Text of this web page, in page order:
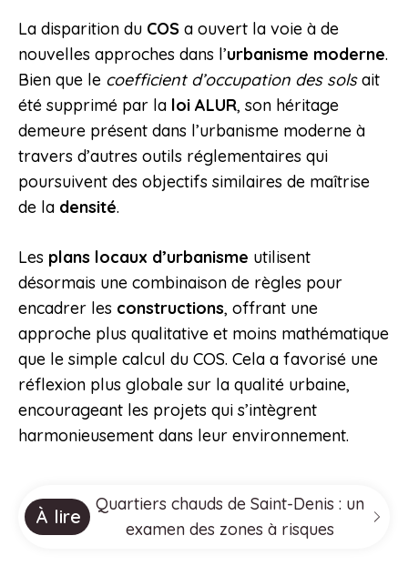
La disparition du COS a ouvert la voie à de
nouvelles approches dans l’urbanisme moderne.
Bien que le coefficient d’occupation des solsait
été supprimé par la loi ALUR, son héritage
demeure présent dans l’urbanisme moderne à
travers d’autres outils réglementaires qui
poursuivent des objectifs similaires de maîtrise
de la densité.
Les plans locaux d’urbanisme utilisent
désormais une combinaison de règles pour
encadrer les constructions, offrant une
approche plus qualitative et moins mathématique
que le simple calcul du COS. Cela a favorisé une
réflexion plus globale sur la qualité urbaine,
encourageant les projets qui s’intègrent
harmonieusement dans leur environnement.
À lire
Quartiers chauds de Saint-Denis : un
examen des zones à risques